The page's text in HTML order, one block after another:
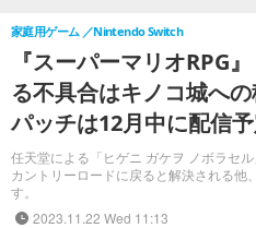
『スーパーマリオRPG
る不具合はキノコ城へ
パッチは12月中に配信
任天堂による「ヒゲニ ガケヲ ノボラセ
カントリーロードに戻ると解決される
す。
家庭用ゲーム Nintendo Switch
2023.11.22 Wed 11:13